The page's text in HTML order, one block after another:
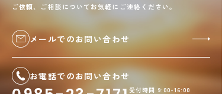
ご依頼、ご相談についてお気軽にご連絡ください。
メールでのお問い合わせ
お電話でのお問い合わせ
受付時間 9:00-16:00